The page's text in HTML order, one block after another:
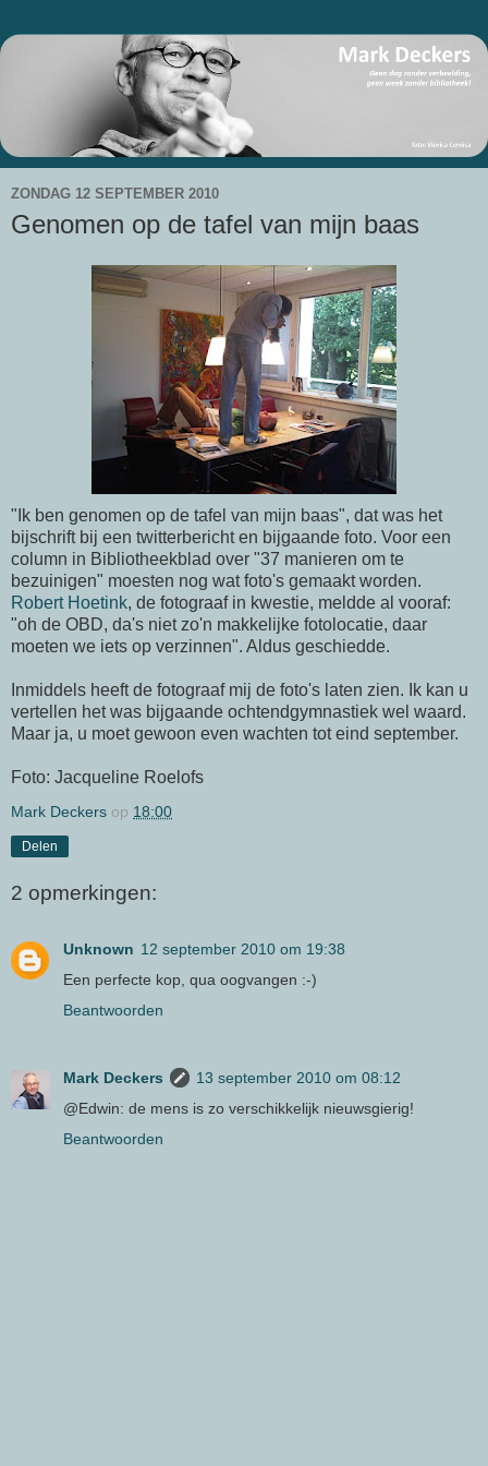
ZONDAG 12 SEPTEMBER 2010
Genomen op de tafel van mijn baas
"Ik ben genomen op de tafel van mijn baas", dat was het
bijschrift bij een twitterberichten bijgaande foto. Voor een
column in Bibliotheekblad over "37 manieren om te
bezuinigen" moesten nog wat foto's gemaakt worden.
RobertHoetink, de fotograaf in kwestie, meldde al vooraf:
"oh de OBD, da's niet zo'n makkelijke fotolocatie, daar
moeten we iets op verzinnen". Aldus geschiedde.
Inmiddels heeft de fotograaf mij de foto's laten zien. Ik kan u
vertellen het was bijgaande ochtendgymnastiek wel waard.
Maar ja, u moet gewoon even wachten tot eind september.
Foto: Jacqueline Roelofs
Mark Deckers op 18:00
Delen
2 opmerkingen:
Unknown 12 september 2010 om 19:38
Een perfecte kop, qua oogvangen :-)
Beantwoorden
Mark Deckers
13 september 2010 om 08:12
@Edwin: de mens is zo verschikkelijk nieuwsgierig!
Beantwoorden